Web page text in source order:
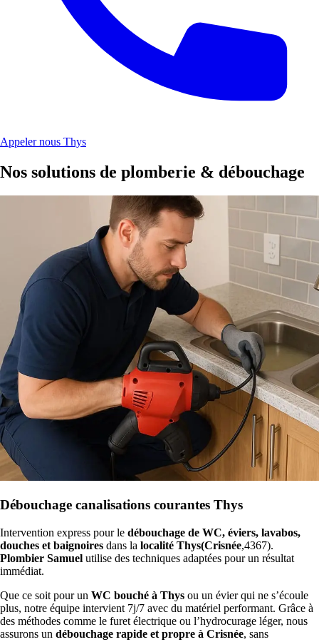
Appeler nous Thys
Nos solutions de plomberie & débouchage
Débouchage canalisations courantes Thys
Intervention express pour le débouchage de WC, éviers, lavabos,
douches et baignoires dans la localité Thys(Crisnée,4367).
Plombier Samuel utilise des techniques adaptées pour un résultat
immédiat.
Que ce soit pour un WC bouché à Thys ou un évier qui ne s’écoule
plus, notre équipe intervient 7j/7 avec du matériel performant. Grâce à
des méthodes comme le furet électrique ou l’hydrocurage léger, nous
assurons un débouchage rapide et propre à Crisnée, sans